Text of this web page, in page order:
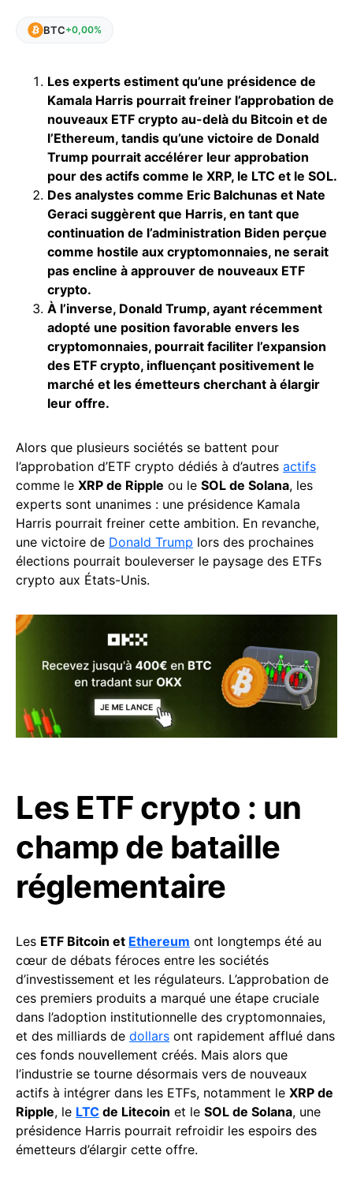
BTC+0,00%
Les experts estiment qu’une présidence de
Kamala Harris pourrait freiner l’approbation de
nouveaux ETF crypto au-delà du Bitcoin et de
l’Ethereum, tandis qu’une victoire de Donald
Trump pourrait accélérer leur approbation
pour des actifs comme le XRP, le LTC et le SOL.
Des analystes comme Eric Balchunas et Nate
Geraci suggèrent que Harris, en tant que
continuation de l’administration Biden perçue
comme hostile aux cryptomonnaies, ne serait
pas encline à approuver de nouveaux ETF
crypto.
À l’inverse, Donald Trump, ayant récemment
adopté une position favorable envers les
cryptomonnaies, pourrait faciliter l’expansion
des ETF crypto, influençant positivement le
marché et les émetteurs cherchant à élargir
leur offre.
Alors que plusieurs sociétés se battent pour
l’approbation d’ETF crypto dédiés à d’autres actifs
comme le XRP de Ripple ou le SOL de Solana, les
experts sont unanimes : une présidence Kamala
Harris pourrait freiner cette ambition. En revanche,
une victoire de Donald Trump lors des prochaines
élections pourrait bouleverser le paysage des ETFs
crypto aux États-Unis.
Les ETF crypto : un
champ de bataille
réglementaire
Les ETF Bitcoin et Ethereum ont longtemps été au
cœur de débats féroces entre les sociétés
d’investissement et les régulateurs. L’approbation de
ces premiers produits a marqué une étape cruciale
dans l’adoption institutionnelle des cryptomonnaies,
et des milliards de dollars ont rapidement afflué dans
ces fonds nouvellement créés. Mais alors que
l’industrie se tourne désormais vers de nouveaux
actifs à intégrer dans les ETFs, notamment le XRP de
Ripple, le LTC de Litecoin et le SOL de Solana, une
présidence Harris pourrait refroidir les espoirs des
émetteurs d’élargir cette offre.